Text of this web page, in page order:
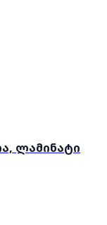
ლამინატი